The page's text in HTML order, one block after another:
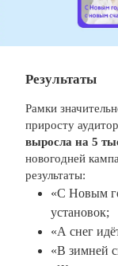
Результаты
Рамки
приросту
выросла на 5
новогодней
результаты:
«С Новым
установок;
«А снег
«В зимней